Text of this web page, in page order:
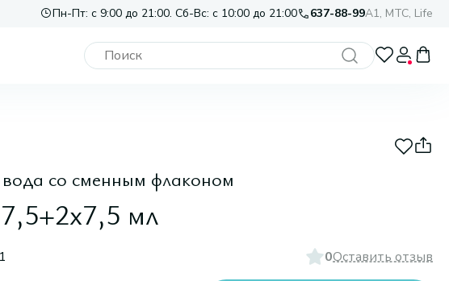
Пн-Пт: с 9:00 до 21:00. Сб-Вс: с 10:00 до 21:00 637-88-99A1, МТС, Life
со сменным флаконом
мл
0Оставить отзыв